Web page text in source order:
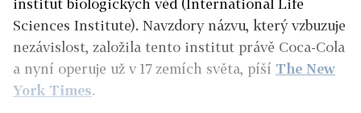
institut biologických věd (International Life
Sciences Institute). Navzdory názvu, který vzbuzuje
nezávislost, založila tento institut právě Coca-Cola
a nyní operuje už v 17 zemích světa, píší The New
York Times.